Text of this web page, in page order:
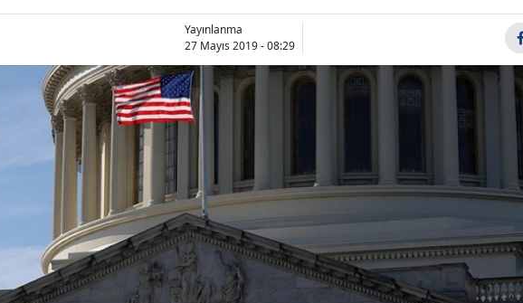
Balıkesir
Bilecik
Bingöl
Burdur
Bursa
Çanakkale
Yayınlanma
27 Mayıs 2019 - 08:29
Çılgın Sayısal Loto
sonuçları nereden
sorgulanır,
ikramiye n...
Balık burcu
yorum 6
Ağustos'ta
söylüyor,